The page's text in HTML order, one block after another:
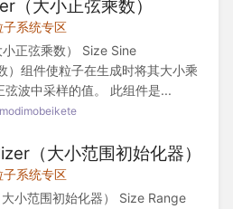
（大小正弦乘数）
子系统专区
正弦乘数） Size Sine
）组件使粒子在生成时将其大小乘
弦波中采样的值。 此组件是...
（大小范围初始化器）
子系统专区
小范围初始化器） Size Range